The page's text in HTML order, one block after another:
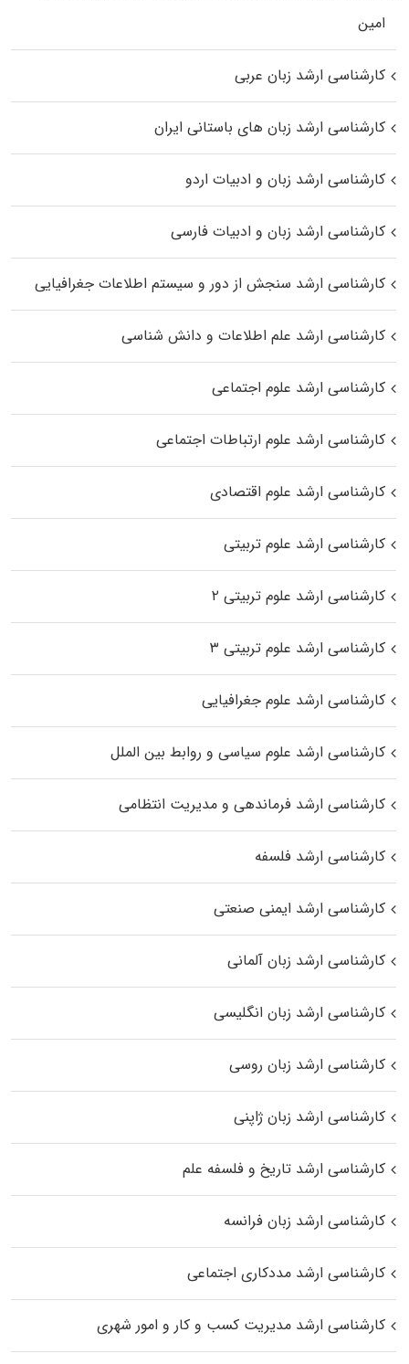
اﻣﻴﻦ
کارشناسی ارشد زبان عربی
کارشناسی ارشد زبان‌ های باستانی ایران
کارشناسی ارشد زبان و ادبیات اردو
کارشناسی ارشد زبان و ادبیات فارسی
کارشناسی ارشد سنجش از دور و سیستم اطلاعات جغرافیایی
کارشناسی ارشد علم اطلاعات و دانش شناسی
کارشناسی ارشد علوم اجتماعی
کارشناسی ارشد علوم ارتباطات اجتماعی
کارشناسی ارشد علوم اقتصادی
کارشناسی ارشد علوم تربیتی
کارشناسی ارشد علوم تربیتی ۲
کارشناسی ارشد علوم تربیتی ۳
کارشناسی ارشد علوم جغرافیایی
کارشناسی ارشد علوم سیاسی و روابط بین الملل
کارشناسی ارشد فرماندهی و مدیریت انتظامی
کارشناسی ارشد فلسفه
کارشناسی ارشد ایمنی صنعتی
کارشناسی ارشد زبان آلمانی
کارشناسی ارشد زبان انگلیسی
کارشناسی ارشد زبان روسی
کارشناسی ارشد زبان ژاپنی
کارشناسی ارشد تاریخ و فلسفه علم
کارشناسی ارشد زبان فرانسه
کارشناسی ارشد مددکاری اجتماعی
کارشناسی ارشد مدیریت کسب و کار و امور شهری